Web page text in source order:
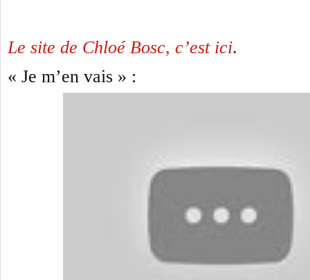
Le site de Chloé Bosc, c’est ici.
« Je m’en vais » :